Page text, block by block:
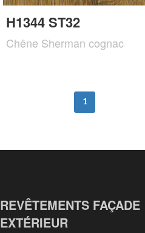
H1344 ST32
Chêne Sherman cognac
1
REVÊTEMENTS FAÇADE
EXTÉRIEUR